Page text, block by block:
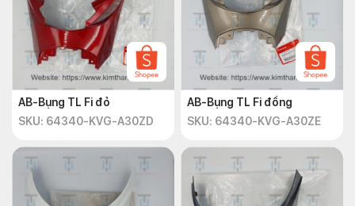
AB-Bụng TL Fi đỏ
SKU: 64340-KVG-A30ZD
AB-Bụng TL Fi đồng
SKU: 64340-KVG-A30ZE